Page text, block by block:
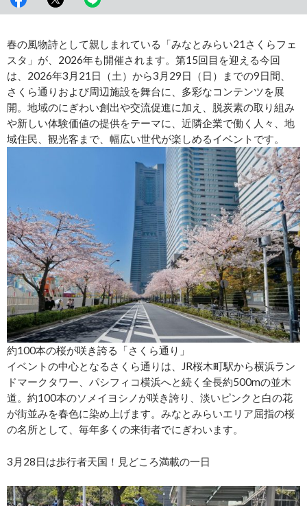
春の風物詩として親しまれている「みなとみらい21さくらフェ
スタ」が、2026年も開催されます。第15回目を迎える今回
は、2026年3月21日（土）から3月29日（日）までの9日間、
さくら通りおよび周辺施設を舞台に、多彩なコンテンツを展
開。地域のにぎわい創出や交流促進に加え、脱炭素の取り組み
や新しい体験価値の提供をテーマに、近隣企業で働く人々、地
域住民、観光客まで、幅広い世代が楽しめるイベントです。
約100本の桜が咲き誇る「さくら通り」
イベントの中心となるさくら通りは、JR桜木町駅から横浜ラン
ドマークタワー、パシフィコ横浜へと続く全長約500mの並木
道。約100本のソメイヨシノが咲き誇り、淡いピンクと白の花
が街並みを春色に染め上げます。みなとみらいエリア屈指の桜
の名所として、毎年多くの来街者でにぎわいます。
3月28日は歩行者天国！見どころ満載の一日